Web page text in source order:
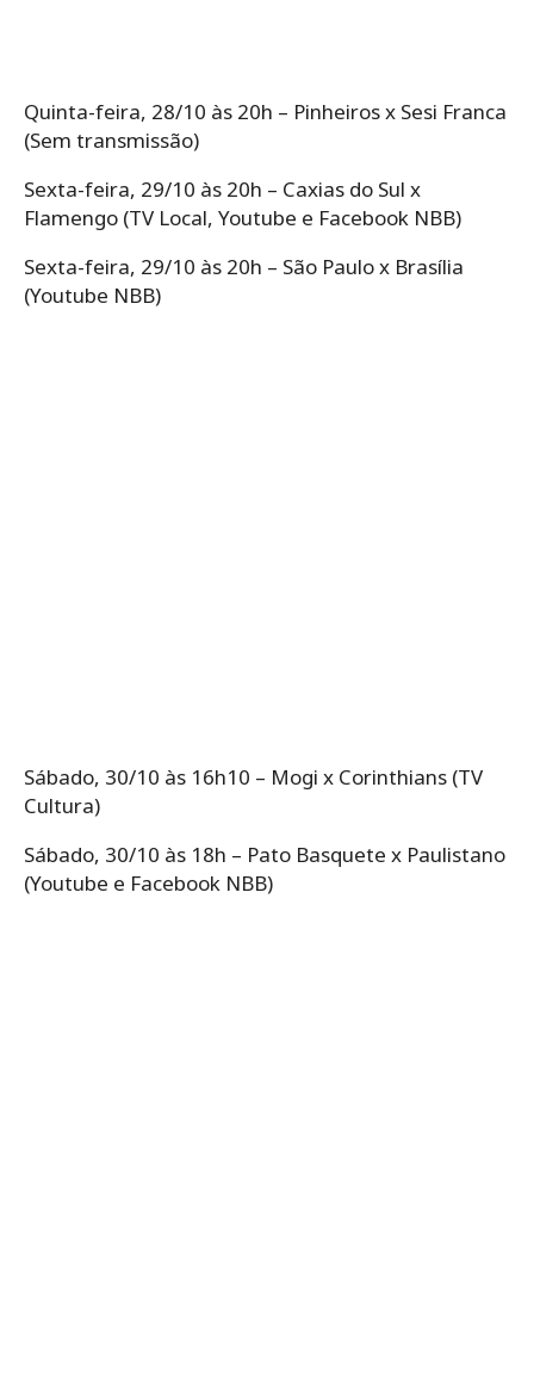
Quinta-feira, 28/10 às 20h – Pinheiros x Sesi Franca
(Sem transmissão)
Sexta-feira, 29/10 às 20h – Caxias do Sul x
Flamengo (TV Local, Youtube e Facebook NBB)
Sexta-feira, 29/10 às 20h – São Paulo x Brasília
(Youtube NBB)
Sábado, 30/10 às 16h10 – Mogi x Corinthians (TV
Cultura)
Sábado, 30/10 às 18h – Pato Basquete x Paulistano
(Youtube e Facebook NBB)